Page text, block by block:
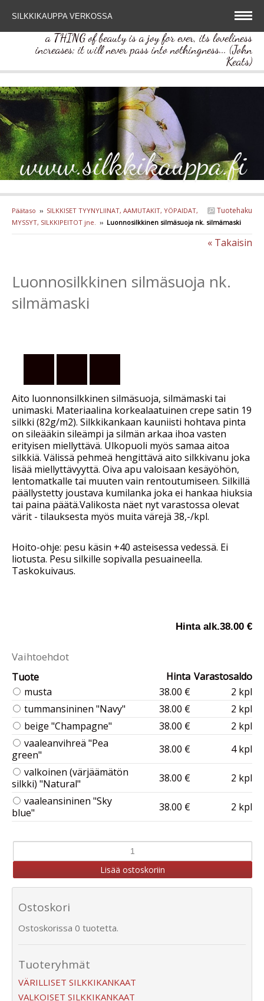
SILKKIKAUPPA VERKOSSA
a THING of beauty is a joy for ever, its loveliness
increases; it will never pass into nothingness... (John
Keats)
www.silkkikauppa.fi
Tuotehaku
Päätaso ›› SILKKISET TYYNYLIINAT, AAMUTAKIT, YÖPAIDAT,
MYSSYT, SILKKIPEITOT jne. ›› Luonnosilkkinen silmäsuoja nk. silmämaski
« Takaisin
Luonnosilkkinen silmäsuoja nk.
silmämaski
Aito luonnonsilkkinen silmäsuoja, silmämaski tai
unimaski. Materiaalina korkealaatuinen crepe satin 19
silkki (82g/m2). Silkkikankaan kauniisti hohtava pinta
on sileääkin sileämpi ja silmän arkaa ihoa vasten
erityisen miellyttävä. Ulkopuoli myös samaa aitoa
silkkiä. Välissä pehmeä hengittävä aito silkkivanu joka
lisää miellyttävyyttä. Oiva apu valoisaan kesäyöhön,
lentomatkalle tai muuten vain rentoutumiseen. Silkillä
päällystetty joustava kumilanka joka ei hankaa hiuksia
tai paina päätä.Valikosta näet nyt varastossa olevat
värit - tilauksesta myös muita värejä 38,-/kpl.
Hoito-ohje: pesu käsin +40 asteisessa vedessä. Ei
liotusta. Pesu silkille sopivalla pesuaineella.
Taskokuivaus.
Hinta alk.38.00 €
Vaihtoehdot
Tuote Hinta Varastosaldo
musta
38.00 €
2 kpl
tummansininen "Navy"
38.00 €
2 kpl
beige "Champagne"
38.00 €
2 kpl
vaaleanvihreä "Pea
green"
38.00 €
4 kpl
valkoinen (värjäämätön
silkki) "Natural"
38.00 €
2 kpl
vaaleansininen "Sky
blue"
38.00 € 2 kpl
Ostoskori
Ostoskorissa 0 tuotetta.
Tuoteryhmät
VÄRILLISET SILKKIKANKAAT
VALKOISET SILKKIKANKAAT